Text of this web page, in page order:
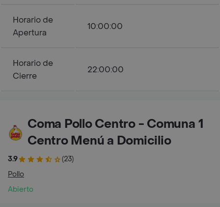
Horario de
Apertura
10:00:00
Horario de
Cierre
22:00:00
Coma Pollo Centro - Comuna 1
Centro Menú a Domicilio
3.9
(23)
Pollo
Abierto